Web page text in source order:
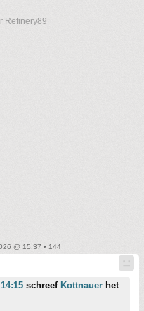
Refinery89
@ 15:37 • 144
schreef Kottnauer het